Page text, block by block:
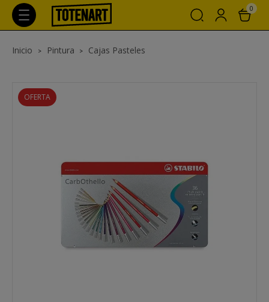
0
Inicio Pintura Cajas Pasteles
OFERTA